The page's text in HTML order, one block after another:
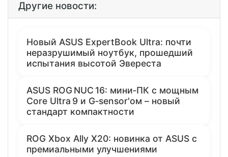
Другие новости:
Новый ASUS ExpertBook Ultra: почти
неразрушимый ноутбук, прошедший
испытания высотой Эвереста
ASUS ROG NUC 16: мини‑ПК с мощным
Core Ultra 9 и G‑sensor'ом – новый
стандарт компактности
ROG Xbox Ally X20: новинка от ASUS с
премиальными улучшениями